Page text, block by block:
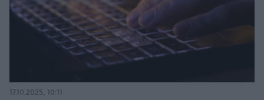
17.10.2025, 10:11